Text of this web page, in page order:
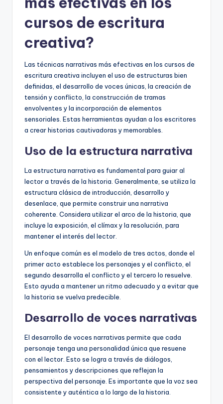
cursos de escritura
creativa?
Las técnicas narrativas más efectivas en los cursos de
escritura creativa incluyen el uso de estructuras bien
definidas, el desarrollo de voces únicas, la creación de
tensión y conflicto, la construcción de tramas
envolventes y la incorporación de elementos
sensoriales. Estas herramientas ayudan a los escritores
a crear historias cautivadoras y memorables.
Uso de la estructura narrativa
La estructura narrativa es fundamental para guiar al
lector a través de la historia. Generalmente, se utiliza la
estructura clásica de introducción, desarrollo y
desenlace, que permite construir una narrativa
coherente. Considera utilizar el arco de la historia, que
incluye la exposición, el clímax y la resolución, para
mantener el interés del lector.
Un enfoque común es el modelo de tres actos, donde el
primer acto establece los personajes y el conflicto, el
segundo desarrolla el conflicto y el tercero lo resuelve.
Esto ayuda a mantener un ritmo adecuado y a evitar que
la historia se vuelva predecible.
Desarrollo de voces narrativas
El desarrollo de voces narrativas permite que cada
personaje tenga una personalidad única que resuene
con el lector. Esto se logra a través de diálogos,
pensamientos y descripciones que reflejan la
perspectiva del personaje. Es importante que la voz sea
consistente y auténtica a lo largo de la historia.